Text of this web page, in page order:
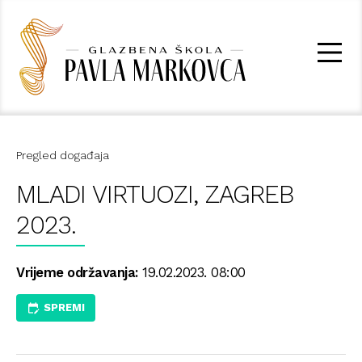
Pregled događaja
MLADI VIRTUOZI, ZAGREB
2023.
Vrijeme održavanja:19.02.2023. 08:00
SPREMI